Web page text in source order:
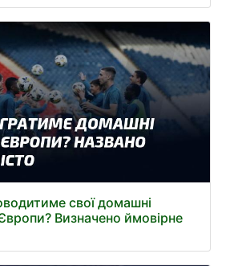
свої домашні
Визначено ймовірне